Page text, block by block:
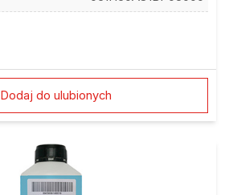
Dodaj do ulubionych